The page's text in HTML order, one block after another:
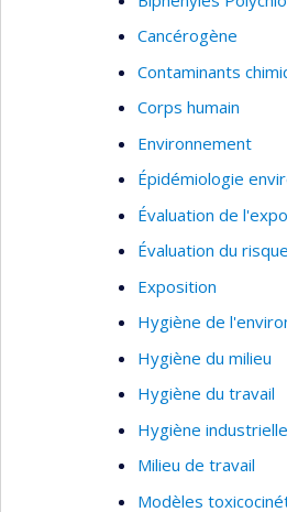
Cancérogène
Contaminants
Corps humain
Environnement
Épidémiologie
Évaluation de
Évaluation du risque
Exposition
Hygiène de
Hygiène du milieu
Hygiène du travail
Hygiène industrielle
Milieu de travail
Modèles